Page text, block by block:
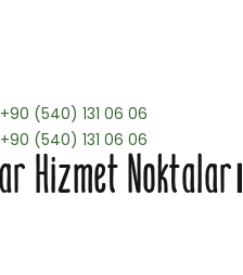
+90 (540) 131 06 06
+90 (540) 131 06 06
Hizmet Noktaları